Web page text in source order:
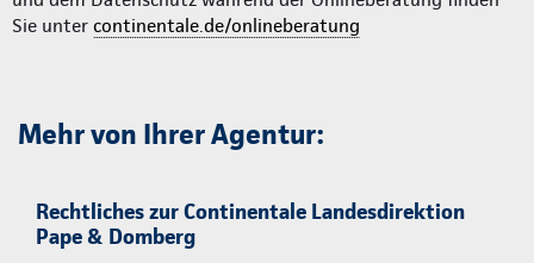
Sie unter continentale.de/onlineberatung
Mehr von Ihrer Agentur:
Rechtliches zur Continentale Landesdirektion
Pape & Domberg